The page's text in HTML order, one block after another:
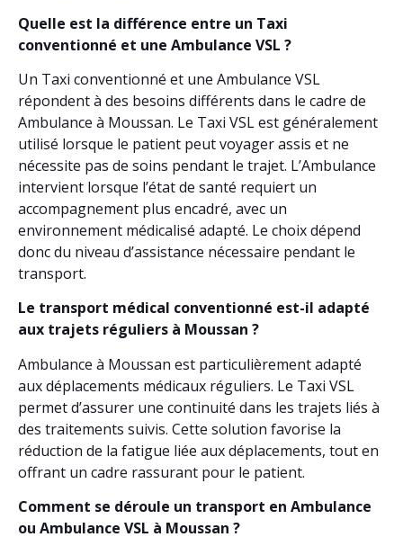
Quelle est la différence entre un Taxi
conventionné et une Ambulance VSL ?
Un Taxi conventionné et une Ambulance VSL
répondent à des besoins différents dans le cadre de
Ambulance à Moussan. Le Taxi VSL est généralement
utilisé lorsque le patient peut voyager assis et ne
nécessite pas de soins pendant le trajet. L’Ambulance
intervient lorsque l’état de santé requiert un
accompagnement plus encadré, avec un
environnement médicalisé adapté. Le choix dépend
donc du niveau d’assistance nécessaire pendant le
transport.
Le transport médical conventionné est-il adapté
aux trajets réguliers à Moussan ?
Ambulance à Moussan est particulièrement adapté
aux déplacements médicaux réguliers. Le Taxi VSL
permet d’assurer une continuité dans les trajets liés à
des traitements suivis. Cette solution favorise la
réduction de la fatigue liée aux déplacements, tout en
offrant un cadre rassurant pour le patient.
Comment se déroule un transport en Ambulance
ou Ambulance VSL à Moussan ?